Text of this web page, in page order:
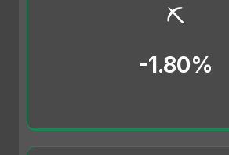
⛏️
-1.80%